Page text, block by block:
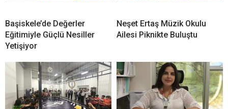
Başiskele’de Değerler
Eğitimiyle Güçlü Nesiller
Yetişiyor
Neşet Ertaş Müzik Okulu
Ailesi Piknikte Buluştu